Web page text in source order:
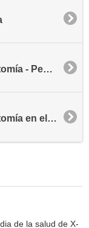
Cuidados de la traqueostomía - Pediatría
Cuidados de la traqueostomía en el hogar
de la salud de X-